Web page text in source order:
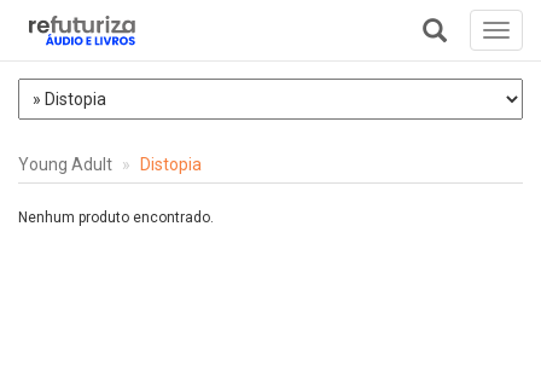
+
Young Adult Distopia
Nenhum produto encontrado.